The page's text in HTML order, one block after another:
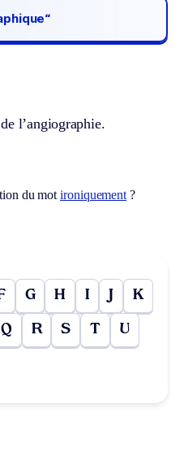
l’angiographie.
du motironiquement ?
G H I J K
Q R S T U